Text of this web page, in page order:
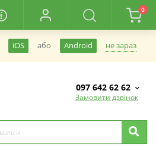
0
iOS або Android не зараз
097 642 62 62
Замовити дзвінок